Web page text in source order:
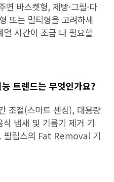
바스켓형, 제빵·그릴·다
또는 멀티형을 고려하세
시간이 조금 더 필요할
트렌드는 무엇인가요?
조절(스마트 센싱), 대용량
냄새 및 기름기 제거 기
필립스의 Fat Removal 기